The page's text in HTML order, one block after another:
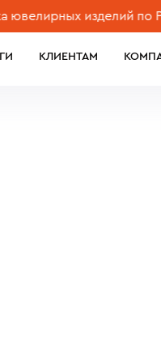
изделий по
КЛИЕНТАМ